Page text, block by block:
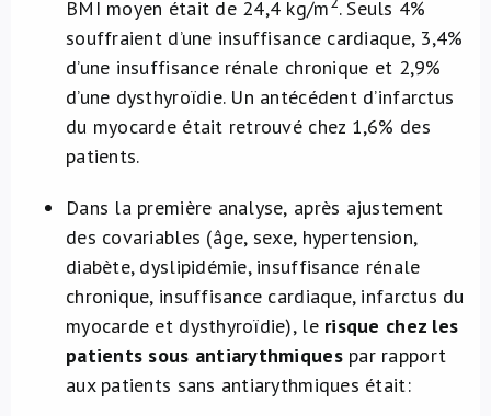
BMI moyen était de 24,4 kg/m . Seuls 4%
souffraient d’une insuffisance cardiaque, 3,4%
d’une insuffisance rénale chronique et 2,9%
d’une dysthyroïdie. Un antécédent d’infarctus
du myocarde était retrouvé chez 1,6% des
patients.
Dans la première analyse, après ajustement
des covariables (âge, sexe, hypertension,
diabète, dyslipidémie, insuffisance rénale
chronique, insuffisance cardiaque, infarctus du
myocarde et dysthyroïdie), le risque chez les
patients sous antiarythmiquespar rapport
aux patients sans antiarythmiques était: